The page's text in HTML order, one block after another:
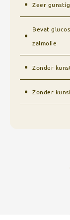
Zeer
Bevat
zalmolie
Zonder
Zonder